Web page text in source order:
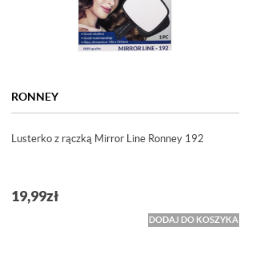
RONNEY
Lusterko z rączką Mirror Line Ronney 192
19,99zł
DODAJ DO KOSZYKA